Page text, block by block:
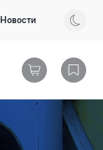
Новости